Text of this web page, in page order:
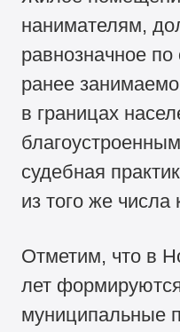
нанимателям,
равнозначное
ранее
в границах
судебная
из того же числа
Отметим, что в
лет
муниципальные